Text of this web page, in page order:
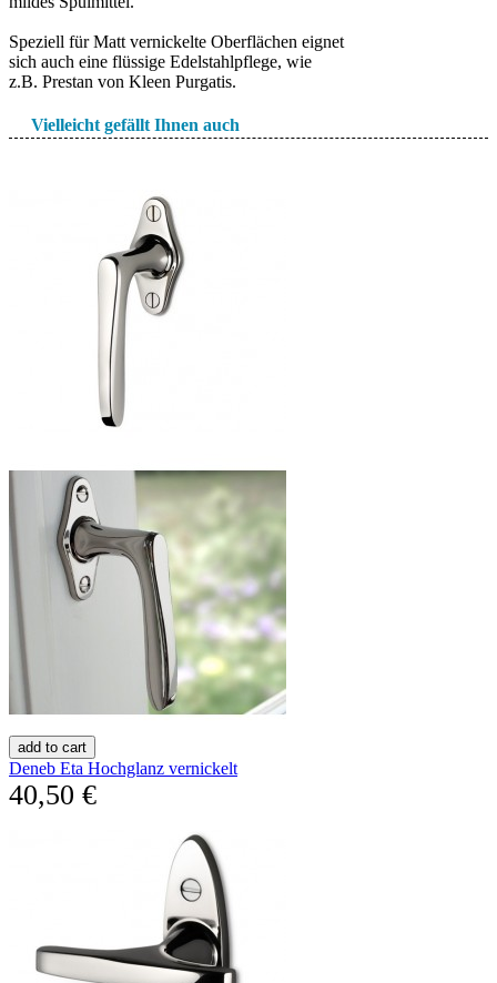
Speziell für Matt vernickelte Oberflächen eignet
sich auch eine flüssige Edelstahlpflege, wie
z.B. Prestan von Kleen Purgatis.
Vielleicht gefällt Ihnen auch
add to cart
Deneb Eta Hochglanz vernickelt
40,50 €